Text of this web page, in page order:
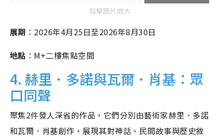
點擊圖片放大
展期 ：2026年4月25日至2026年8月30日
地點 ：M+二樓焦點空間
4. 赫里．多諾與瓦爾．肖基：眾
口同聲
聚焦2件發人深省的作品，它們分別由藝術家赫里．多諾
和瓦爾．肖基創作，展現其對神話、民間故事與歷史敘